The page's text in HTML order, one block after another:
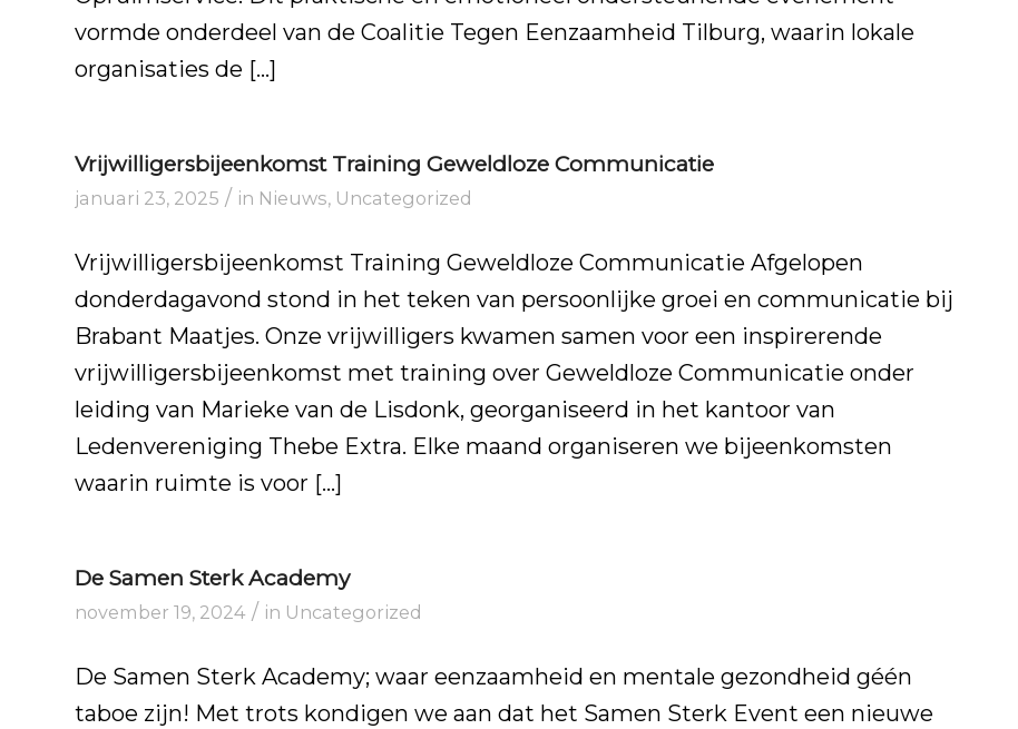
vormde onderdeel van de Coalitie Tegen Eenzaamheid Tilburg, waarin lokale
organisaties de […]
Vrijwilligersbijeenkomst Training Geweldloze Communicatie
januari 23, 2025 / in Nieuws, Uncategorized
Vrijwilligersbijeenkomst Training Geweldloze Communicatie Afgelopen
donderdagavond stond in het teken van persoonlijke groei en communicatie bij
Brabant Maatjes. Onze vrijwilligers kwamen samen voor een inspirerende
vrijwilligersbijeenkomst met training over Geweldloze Communicatie onder
leiding van Marieke van de Lisdonk, georganiseerd in het kantoor van
Ledenvereniging Thebe Extra. Elke maand organiseren we bijeenkomsten
waarin ruimte is voor […]
De Samen Sterk Academy
november 19, 2024 / in Uncategorized
De Samen Sterk Academy; waar eenzaamheid en mentale gezondheid géén
taboe zijn! Met trots kondigen we aan dat het Samen Sterk Event een nieuwe